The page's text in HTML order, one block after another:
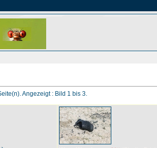
Angezeigt : Bild 1 bis 3.